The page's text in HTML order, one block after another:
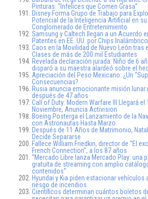
Pinturas: “Infelices que Comen Grasa”
Disney Forma Grupo de Trabajo para
Potencial de la Inteligencia Artificial en su
Conglomerado de Entretenimiento
Samsung y Caltech llegan a un Acuerdo
Patentes en EE. UU. por Chips
Caos en la Movilidad de Nuevo León tras
Clases de más de 200 mil Estudiantes
Revelada declaración jurada: Niño de 6
disparó a su maestra alardeó sobre el
Apreciación del Peso Mexicano: ¿Un
Consecuencias?
Rusia anuncia emocionante misión lunar
después de 47 años
Call of Duty: Modern Warfare III Llegará el
Noviembre, Anuncia Activision
Boeing Posterga el Lanzamiento de la
con Astronautas Hasta Marzo
Después de 11 Años de Matrimonio,
Decide Separarse
Fallece William Friedkin, director de “El
French Connection”, a los 87 años
“Mercado Libre lanza Mercado Play: una
gratuita de streaming con amplio
contenidos”
Hyundai y Kia piden estacionar vehículos
riesgo de incendios
Científicos determinan cuántos boletos